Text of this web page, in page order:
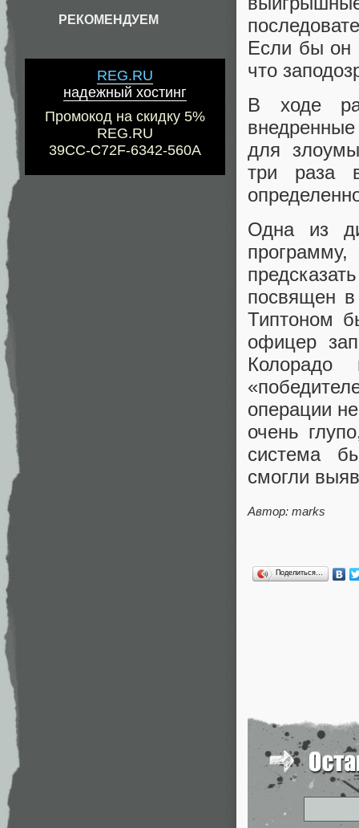
РЕКОМЕНДУЕМ
REG.RU
надежный хостинг
Промокод на скидку 5%
REG.RU
39CC-C72F-6342-560A
Если бы он
что
В ходе
для
три раза
Одна из
посвящен
Типтоном
офицер
операции
очень
система
смогли
Автор: marks
Поделиться…